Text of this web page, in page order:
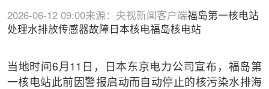
2026-06-12 09:00来源：央视新闻客户端福岛第一核电站
处理水排放传感器故障 日本核电福岛核电站
当地时间6月11日，日本东京电力公司宣布，福岛第
一核电站此前因警报启动而自动停止的核污染水排海